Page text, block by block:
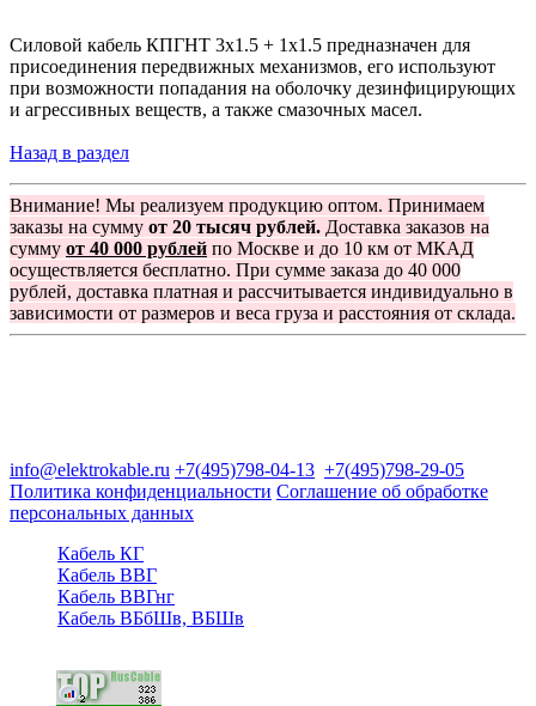
Силовой кабель КПГНТ 3x1.5 + 1x1.5 предназначен для
присоединения передвижных механизмов, его используют
при возможности попадания на оболочку дезинфицирующих
и агрессивных веществ, а также смазочных масел.
Назад в раздел
Внимание! Мы реализуем продукцию оптом. Принимаем
заказы на сумму от 20 тысяч рублей. Доставка заказов на
сумму от 40 000 рублей по Москве и до 10 км от МКАД
осуществляется бесплатно. При сумме заказа до 40 000
рублей, доставка платная и рассчитывается индивидуально в
зависимости от размеров и веса груза и расстояния от склада.
info@elektrokable.ru +7(495)798-04-13 +7(495)798-29-05
Политика конфиденциальности Соглашение об обработке
персональных данных
Кабель КГ
Кабель ВВГ
Кабель ВВГнг
Кабель ВБбШв, ВБШв